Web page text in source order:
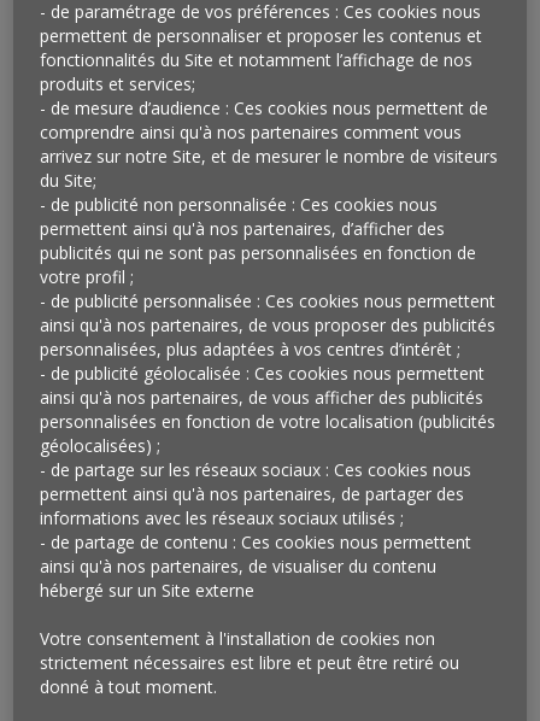
Vu à Paris
Le fabricant de chaussures Weston a récemment
annoncé l’ouverture, dans trois de ses magasins, d’un
nouveau département baptisé Weston Vintage où ses
anciens modèles seront proposés à la vente, une fois
restaurés. Concrètement, la marque proposera à ses
clients de venir déposer leurs anciennes paires (soit
neuf modèles emblématiques) pour procéder à une
expertise et recevoir un bon d’achat. Ouverture prévue
pour le 14 janvier. Animée par la même idée, Cartier a
récemment annoncé vouloir offrir à ses clients la
possibilité de racheter leurs montres pour leur
permettre d’acquérir des créations issues de collections
plus récentes. Selon une étude menée par le Boston
Consulting Group, 57 % des acheteurs de luxe de
seconde main se seraient ensuite tournés vers les
produits neufs ou songeraient à le faire…
Qu’en penser ?
Les marques de luxe ne pourront pas échapper au
mouvement actuel en faveur de l’économie circulaire
qui anime de plus en plus de consommateurs et touche
- de paramétrage de vos préférences : Ces cookies nous
permettent de personnaliser et proposer les contenus et
fonctionnalités du Site et notamment l’affichage de nos
produits et services;
- de mesure d’audience : Ces cookies nous permettent de
comprendre ainsi qu'à nos partenaires comment vous
arrivez sur notre Site, et de mesurer le nombre de visiteurs
du Site;
- de publicité non personnalisée : Ces cookies nous
permettent ainsi qu'à nos partenaires, d’afficher des
publicités qui ne sont pas personnalisées en fonction de
votre profil ;
- de publicité personnalisée : Ces cookies nous permettent
ainsi qu'à nos partenaires, de vous proposer des publicités
personnalisées, plus adaptées à vos centres d’intérêt ;
- de publicité géolocalisée : Ces cookies nous permettent
ainsi qu'à nos partenaires, de vous afficher des publicités
personnalisées en fonction de votre localisation (publicités
géolocalisées) ;
- de partage sur les réseaux sociaux : Ces cookies nous
permettent ainsi qu'à nos partenaires, de partager des
informations avec les réseaux sociaux utilisés ;
- de partage de contenu : Ces cookies nous permettent
ainsi qu'à nos partenaires, de visualiser du contenu
hébergé sur un Site externe
Votre consentement à l'installation de cookies non
strictement nécessaires est libre et peut être retiré ou
donné à tout moment.